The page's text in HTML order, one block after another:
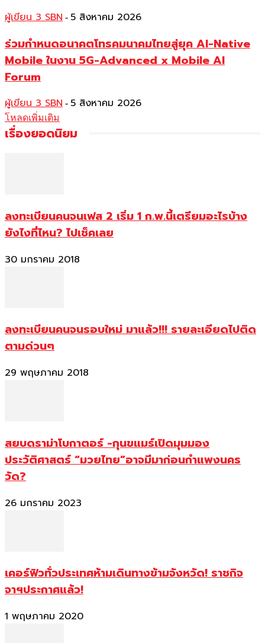
ผู้เขียน 3 SBN - 5 สิงหาคม 2026
ร่วมกำหนดอนาคตโทรคมนาคมไทยสู่ยุค AI-Native
Mobile ในงาน 5G-Advanced x Mobile AI
Forum
ผู้เขียน 3 SBN - 5 สิงหาคม 2026
โหลดเพิ่มเติม
เรื่องยอดนิยม
ลงทะเบียนคนจนเฟส 2 เริ่ม 1 ก.พ.นี้เตรียมอะไรบ้าง
ยังไงที่ไหน? ไปเช็คเลย
30 มกราคม 2018
ลงทะเบียนคนจนรอบใหม่ มาแล้ว!!! รายละเอียดไปติด
ตามด่วนๆ
29 พฤษภาคม 2018
สยบดราม่าโบกาตอร์ -กุนขแมร์เปิดมุมมอง
ประวัติศาสตร์ “มวยไทย”อาจมีมาก่อนกำแพงนคร
วัด?
26 มกราคม 2023
เคอร์ฟิวทั่วประเทศห้ามเดินทางข้ามจังหวัด! ราชกิจ
จาฯประกาศแล้ว!
1 พฤษภาคม 2020